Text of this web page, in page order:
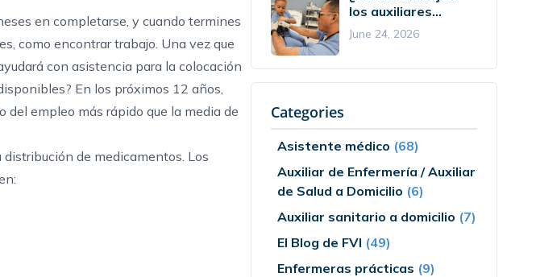
en completarse, y cuando termines
como encontrar trabajo. Una vez que
con asistencia para la colocación
En los próximos 12 años,
del empleo más rápido que la media de
de medicamentos. Los
los auxiliares...
June 24, 2026
Categories
Asistente médico (68)
Auxiliar de Enfermería / Auxiliar
de Salud a Domicilio (6)
Auxiliar sanitario a domicilio (7)
El Blog de FVI (49)
Enfermeras prácticas (9)